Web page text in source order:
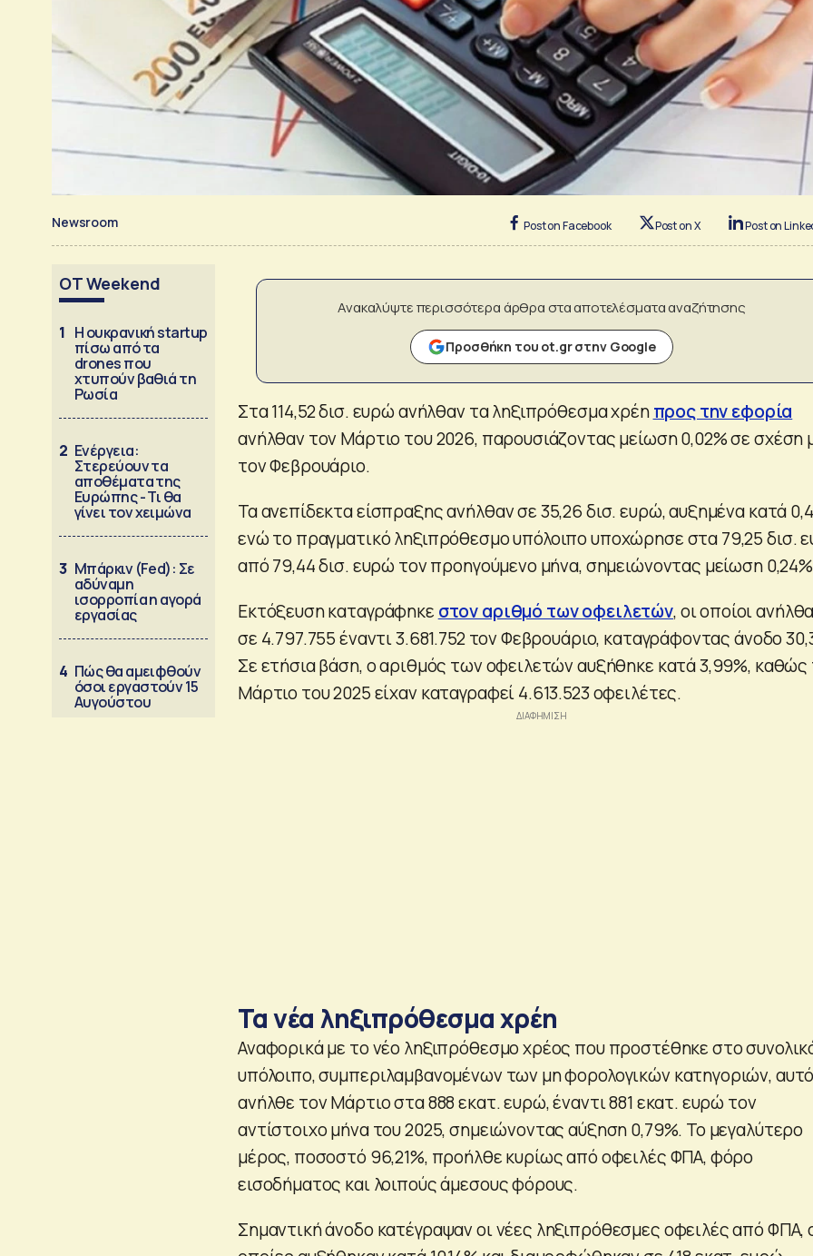
Newsroom Post on Facebook Post on X Post on
OT Weekend
1 Η ουκρανική startup
πίσω από τα
drones που
χτυπούν βαθιά τη
Ρωσία
2 Ενέργεια:
Στερεύουν τα
αποθέματα της
Ευρώπης - Τι θα
γίνει τον χειμώνα
3 Μπάρκιν (Fed): Σε
αδύναμη
ισορροπία η αγορά
εργασίας
4 Πώς θα αμειφθούν
όσοι εργαστούν 15
Αυγούστου
Ανακαλύψτε περισσότερα άρθρα στα αποτελέσματα αναζήτησης
Προσθήκη του ot.gr στην Google
Στα 114,52 δισ. ευρώ ανήλθαν τα ληξιπρόθεσμα χρέηπρος την εφορία
ανήλθαν τον Μάρτιο του 2026, παρουσιάζοντας μείωση 0,02% σε σχέση
τον Φεβρουάριο.
Τα ανεπίδεκτα είσπραξης ανήλθαν σε 35,26 δισ. ευρώ, αυξημένα κατά
ενώ το πραγματικό ληξιπρόθεσμο υπόλοιπο υποχώρησε στα 79,25 δισ.
από 79,44 δισ. ευρώ τον προηγούμενο μήνα, σημειώνοντας μείωση
Εκτόξευση καταγράφηκε στον αριθμό των οφειλετών, οι οποίοι
σε 4.797.755 έναντι 3.681.752 τον Φεβρουάριο, καταγράφοντας άνοδο
Σε ετήσια βάση, ο αριθμός των οφειλετών αυξήθηκε κατά 3,99%, καθώς
Μάρτιο του 2025 είχαν καταγραφεί 4.613.523 οφειλέτες.
Τα νέα ληξιπρόθεσμα χρέη
Αναφορικά με το νέο ληξιπρόθεσμο χρέος που προστέθηκε στο
υπόλοιπο, συμπεριλαμβανομένων των μη φορολογικών κατηγοριών,
ανήλθε τον Μάρτιο στα 888 εκατ. ευρώ, έναντι 881 εκατ. ευρώ τον
αντίστοιχο μήνα του 2025, σημειώνοντας αύξηση 0,79%. Το μεγαλύτερο
μέρος, ποσοστό 96,21%, προήλθε κυρίως από οφειλές ΦΠΑ, φόρο
εισοδήματος και λοιπούς άμεσους φόρους.
Σημαντική άνοδο κατέγραψαν οι νέες ληξιπρόθεσμες οφειλές από ΦΠΑ,